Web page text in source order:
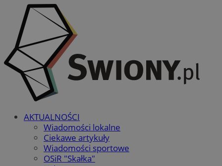
AKTUALNOŚCI
Wiadomości lokalne
Ciekawe artykuły
Wiadomości sportowe
OSiR "Skałka"